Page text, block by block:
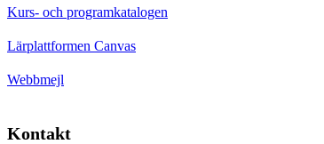
Kurs- och programkatalogen
Lärplattformen Canvas
Webbmejl
Kontakt